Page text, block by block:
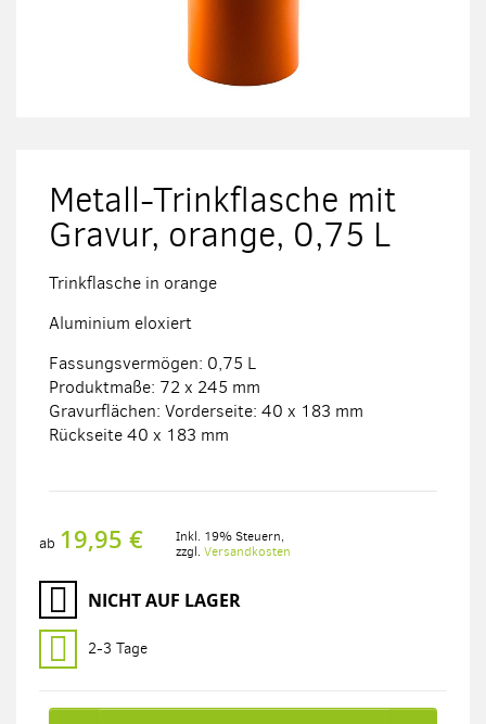
Metall-Trinkflasche mit
Gravur, orange, 0,75 L
Trinkflasche in orange
Aluminium eloxiert
Fassungsvermögen: 0,75 L
Produktmaße: 72 x 245 mm
Gravurflächen: Vorderseite: 40 x 183 mm
Rückseite 40 x 183 mm
ab 19,95 € Inkl. 19% Steuern,
zzgl. Versandkosten
NICHT AUF LAGER
2-3 Tage
Bildergalerie
springen